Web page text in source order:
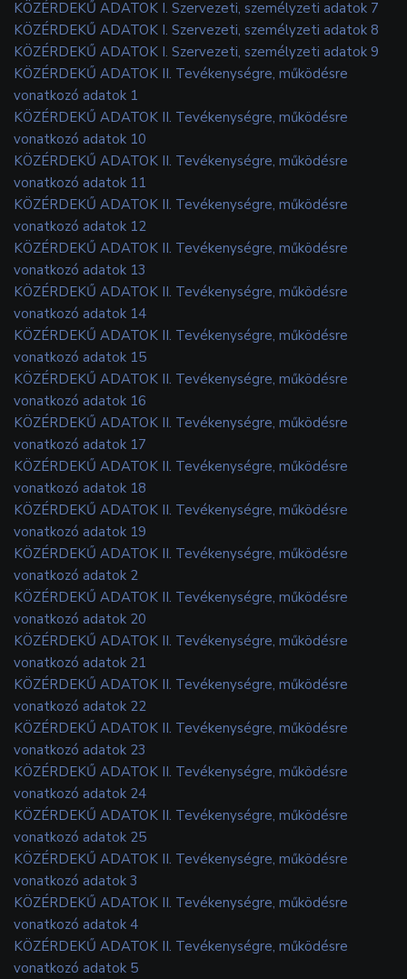
KÖZÉRDEKŰ ADATOK I. Szervezeti, személyzeti adatok 7
KÖZÉRDEKŰ ADATOK I. Szervezeti, személyzeti adatok 8
KÖZÉRDEKŰ ADATOK I. Szervezeti, személyzeti adatok 9
KÖZÉRDEKŰ ADATOK II. Tevékenységre, működésre
vonatkozó adatok 1
KÖZÉRDEKŰ ADATOK II. Tevékenységre, működésre
vonatkozó adatok 10
KÖZÉRDEKŰ ADATOK II. Tevékenységre, működésre
vonatkozó adatok 11
KÖZÉRDEKŰ ADATOK II. Tevékenységre, működésre
vonatkozó adatok 12
KÖZÉRDEKŰ ADATOK II. Tevékenységre, működésre
vonatkozó adatok 13
KÖZÉRDEKŰ ADATOK II. Tevékenységre, működésre
vonatkozó adatok 14
KÖZÉRDEKŰ ADATOK II. Tevékenységre, működésre
vonatkozó adatok 15
KÖZÉRDEKŰ ADATOK II. Tevékenységre, működésre
vonatkozó adatok 16
KÖZÉRDEKŰ ADATOK II. Tevékenységre, működésre
vonatkozó adatok 17
KÖZÉRDEKŰ ADATOK II. Tevékenységre, működésre
vonatkozó adatok 18
KÖZÉRDEKŰ ADATOK II. Tevékenységre, működésre
vonatkozó adatok 19
KÖZÉRDEKŰ ADATOK II. Tevékenységre, működésre
vonatkozó adatok 2
KÖZÉRDEKŰ ADATOK II. Tevékenységre, működésre
vonatkozó adatok 20
KÖZÉRDEKŰ ADATOK II. Tevékenységre, működésre
vonatkozó adatok 21
KÖZÉRDEKŰ ADATOK II. Tevékenységre, működésre
vonatkozó adatok 22
KÖZÉRDEKŰ ADATOK II. Tevékenységre, működésre
vonatkozó adatok 23
KÖZÉRDEKŰ ADATOK II. Tevékenységre, működésre
vonatkozó adatok 24
KÖZÉRDEKŰ ADATOK II. Tevékenységre, működésre
vonatkozó adatok 25
KÖZÉRDEKŰ ADATOK II. Tevékenységre, működésre
vonatkozó adatok 3
KÖZÉRDEKŰ ADATOK II. Tevékenységre, működésre
vonatkozó adatok 4
KÖZÉRDEKŰ ADATOK II. Tevékenységre, működésre
vonatkozó adatok 5